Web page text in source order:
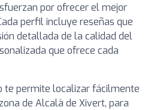
por ofrecer el mejor
perfil incluye reseñas que
detallada de la calidad del
que ofrece cada
te permite localizar fácilmente
de Alcalà de Xivert, para